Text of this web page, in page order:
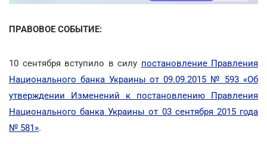
ПРАВОВОЕ СОБЫТИЕ:
10 сентября вступило в силу постановление Правления
Национального банка Украины от 09.09.2015 № 593 «Об
утверждении Изменений к постановлению Правления
Национального банка Украины от 03 сентября 2015 года
№ 581».